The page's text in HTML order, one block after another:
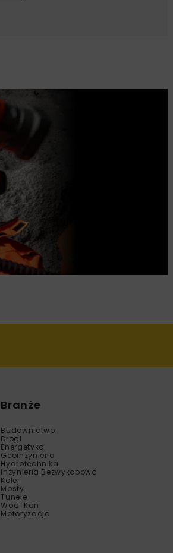
Branże
Budownictwo
Drogi
Energetyka
Geoinżynieria
Hydrotechnika
Inżynieria Bezwykopowa
Kolej
Mosty
Tunele
Wod-Kan
Motoryzacja